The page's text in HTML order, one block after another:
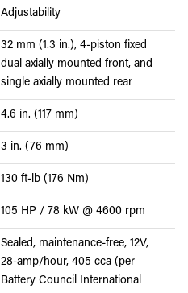
Adjustability
32 mm (1.3 in.), 4-piston fixed
dual axially mounted front, and
single axially mounted rear
4.6 in. (117 mm)
3 in. (76 mm)
130 ft-lb (176 Nm)
105 HP / 78 kW @ 4600 rpm
Sealed, maintenance-free, 12V,
28-amp/hour, 405 cca (per
Battery Council International